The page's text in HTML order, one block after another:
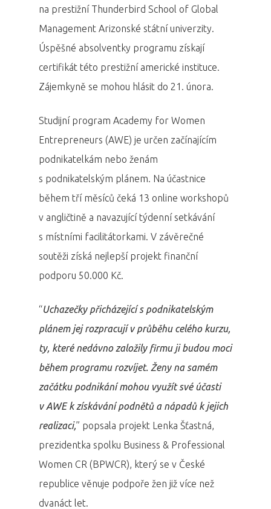
na prestižní Thunderbird School of Global
Management Arizonské státní univerzity.
Úspěšné absolventky programu získají
certifikát této prestižní americké instituce.
Zájemkyně se mohou hlásit do 21. února.
Studijní program Academy for Women
Entrepreneurs (AWE) je určen začínajícím
podnikatelkám nebo ženám
s podnikatelským plánem. Na účastnice
během tří měsíců čeká 13 online workshopů
v angličtině a navazující týdenní setkávání
s místními facilitátorkami. V závěrečné
soutěži získá nejlepší projekt finanční
podporu 50.000 Kč.
“Uchazečky přicházející s podnikatelským
plánem jej rozpracují v průběhu celého kurzu,
ty, které nedávno založily firmu ji budou moci
během programu rozvíjet. Ženy na samém
začátku podnikání mohou využít své účasti
v AWE k získávání podnětů a nápadů k jejich
realizaci,” popsala projekt Lenka Šťastná,
prezidentka spolku Business & Professional
Women CR (BPWCR), který se v České
republice věnuje podpoře žen již více než
dvanáct let.